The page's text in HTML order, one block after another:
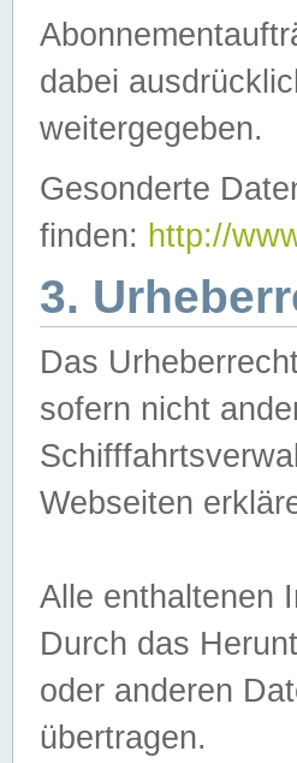
dabei
weitergegeben.
Gesonderte
finden: http://
3.
Das
sofern nicht
Webseiten
Alle enthaltenen
Durch das
oder anderen
übertragen.